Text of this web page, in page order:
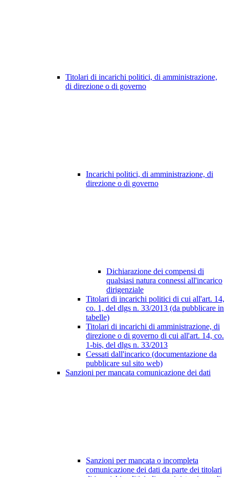
Titolari di incarichi politici, di amministrazione,
di direzione o di governo
Incarichi politici, di amministrazione, di
direzione o di governo
Dichiarazione dei compensi di
qualsiasi natura connessi all'incarico
dirigenziale
Titolari di incarichi politici di cui all'art. 14,
co. 1, del dlgs n. 33/2013 (da pubblicare in
tabelle)
Titolari di incarichi di amministrazione, di
direzione o di governo di cui all'art. 14, co.
1-bis, del dlgs n. 33/2013
Cessati dall'incarico (documentazione da
pubblicare sul sito web)
Sanzioni per mancata comunicazione dei dati
Sanzioni per mancata o incompleta
comunicazione dei dati da parte dei titolari